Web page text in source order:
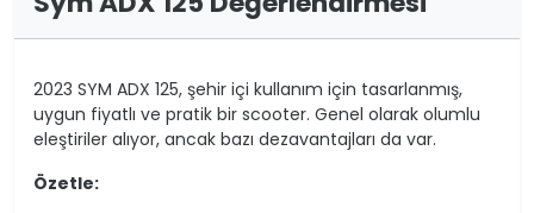
2023 SYM ADX 125, şehir içi kullanım için tasarlanmış,
uygun fiyatlı ve pratik bir scooter. Genel olarak olumlu
eleştiriler alıyor, ancak bazı dezavantajları da var.
Özetle: